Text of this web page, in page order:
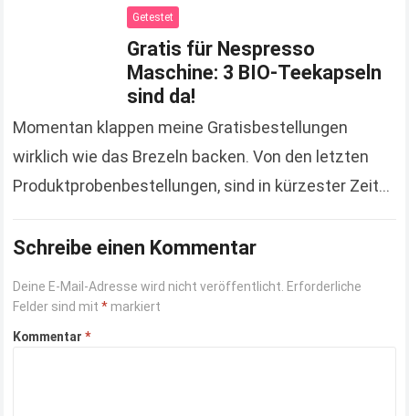
Getestet
Gratis für Nespresso
Maschine: 3 BIO-Teekapseln
sind da!
Momentan klappen meine Gratisbestellungen
wirklich wie das Brezeln backen. Von den letzten
Produktprobenbestellungen, sind in kürzester Zeit
berichtet habe, war das Kinderbuch „Ein Morgen…
Schreibe einen Kommentar
Deine E-Mail-Adresse wird nicht veröffentlicht. Erforderliche
Felder sind mit* markiert
Kommentar*